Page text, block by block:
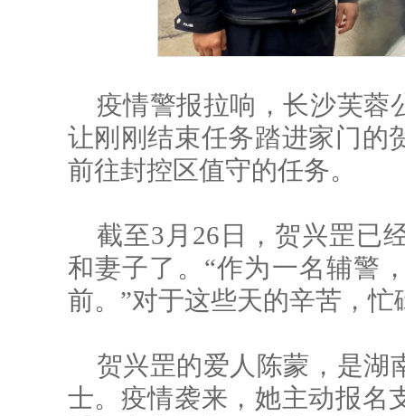
疫情警报拉响，长沙芙蓉
让刚刚结束任务踏进家门的
前往封控区值守的任务。
截至3月26日，贺兴罡已
和妻子了。“作为一名辅警
前。”对于这些天的辛苦，
贺兴罡的爱人陈蒙，是湖
士。疫情袭来，她主动报名